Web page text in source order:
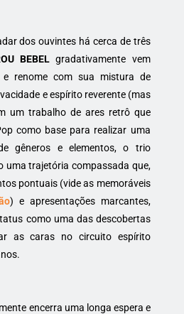
dos ouvintes há cerca de três
BEBELgradativamente vem
e renome com sua mistura de
e espírito reverente (mas
um trabalho de ares retrô que
como base para realizar uma
gêneros e elementos, o trio
uma trajetória compassada que,
pontuais (vide as memoráveis
) e apresentações marcantes,
como uma das descobertas
as caras no circuito espírito
encerra uma longa espera e